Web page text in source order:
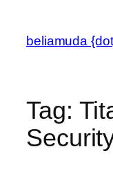
content
beliamuda
Tag: